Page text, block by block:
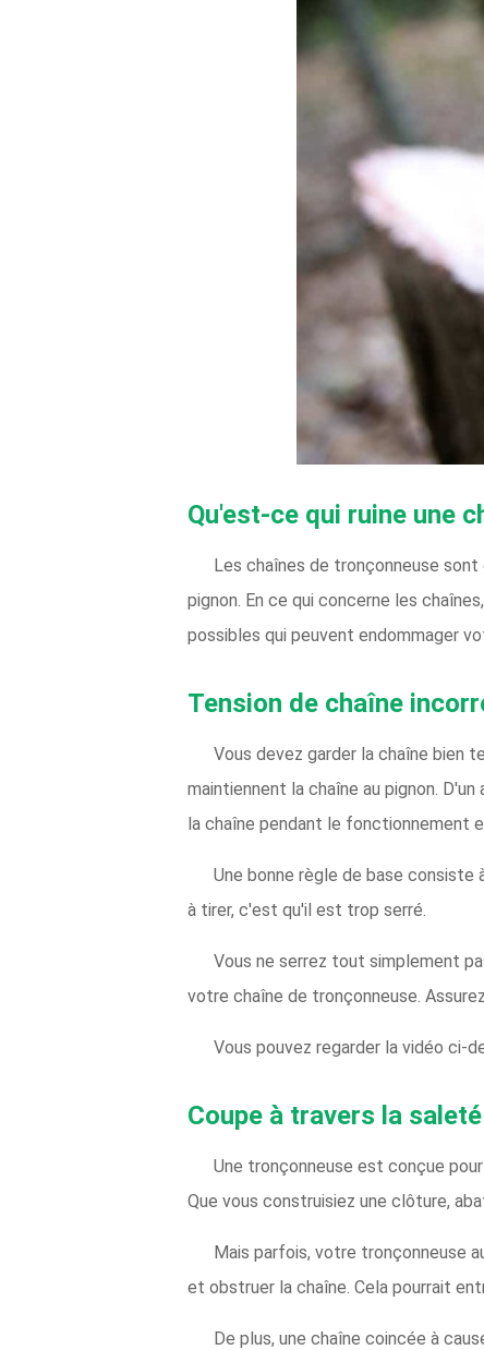
Qu'est-ce qui ruine une
Les chaînes de tronçonneuse
pignon. En ce qui concerne les
possibles qui peuvent endommager
Tension de chaîne
Vous devez garder la chaîne bien
maintiennent la chaîne au pignon.
la chaîne pendant le fonctionnement
Une bonne règle de base
à tirer, c'est qu'il est trop serré.
Vous ne serrez tout simplement
votre chaîne de tronçonneuse.
Vous pouvez regarder la vidéo ci-
Coupe à travers la saleté
Une tronçonneuse est conçue
Que vous construisiez une clôture,
Mais parfois, votre tronçonneuse
et obstruer la chaîne. Cela pourrait
De plus, une chaîne coincée à